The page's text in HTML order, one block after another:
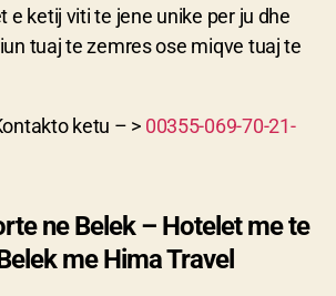
e ketij viti te jene unike per ju dhe
tuaj te zemres ose miqve tuaj te
ketu – > 00355-069-70-21-
ne Belek – Hotelet me te
me Hima Travel